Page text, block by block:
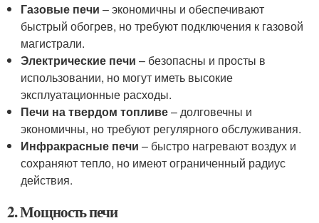
Газовые печи – экономичны и обеспечивают
быстрый обогрев, но требуют подключения к газовой
магистрали.
Электрические печи – безопасны и просты в
использовании, но могут иметь высокие
эксплуатационные расходы.
Печи на твердом топливе– долговечны и
экономичны, но требуют регулярного обслуживания.
Инфракрасные печи – быстро нагревают воздух и
сохраняют тепло, но имеют ограниченный радиус
действия.
2. Мощность печи